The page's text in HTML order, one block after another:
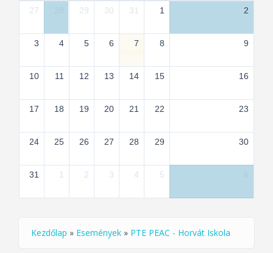
27 29 30 31 1 2
3 4 5 6 7 8 9
10 11 12 13 14 15 16
17 18 19 20 21 22 23
24 25 26 27 28 29 30
31 1 2 3 4 5
Jelenlegi hely
Kezdőlap » Események » PTE PEAC - Horvát Iskola